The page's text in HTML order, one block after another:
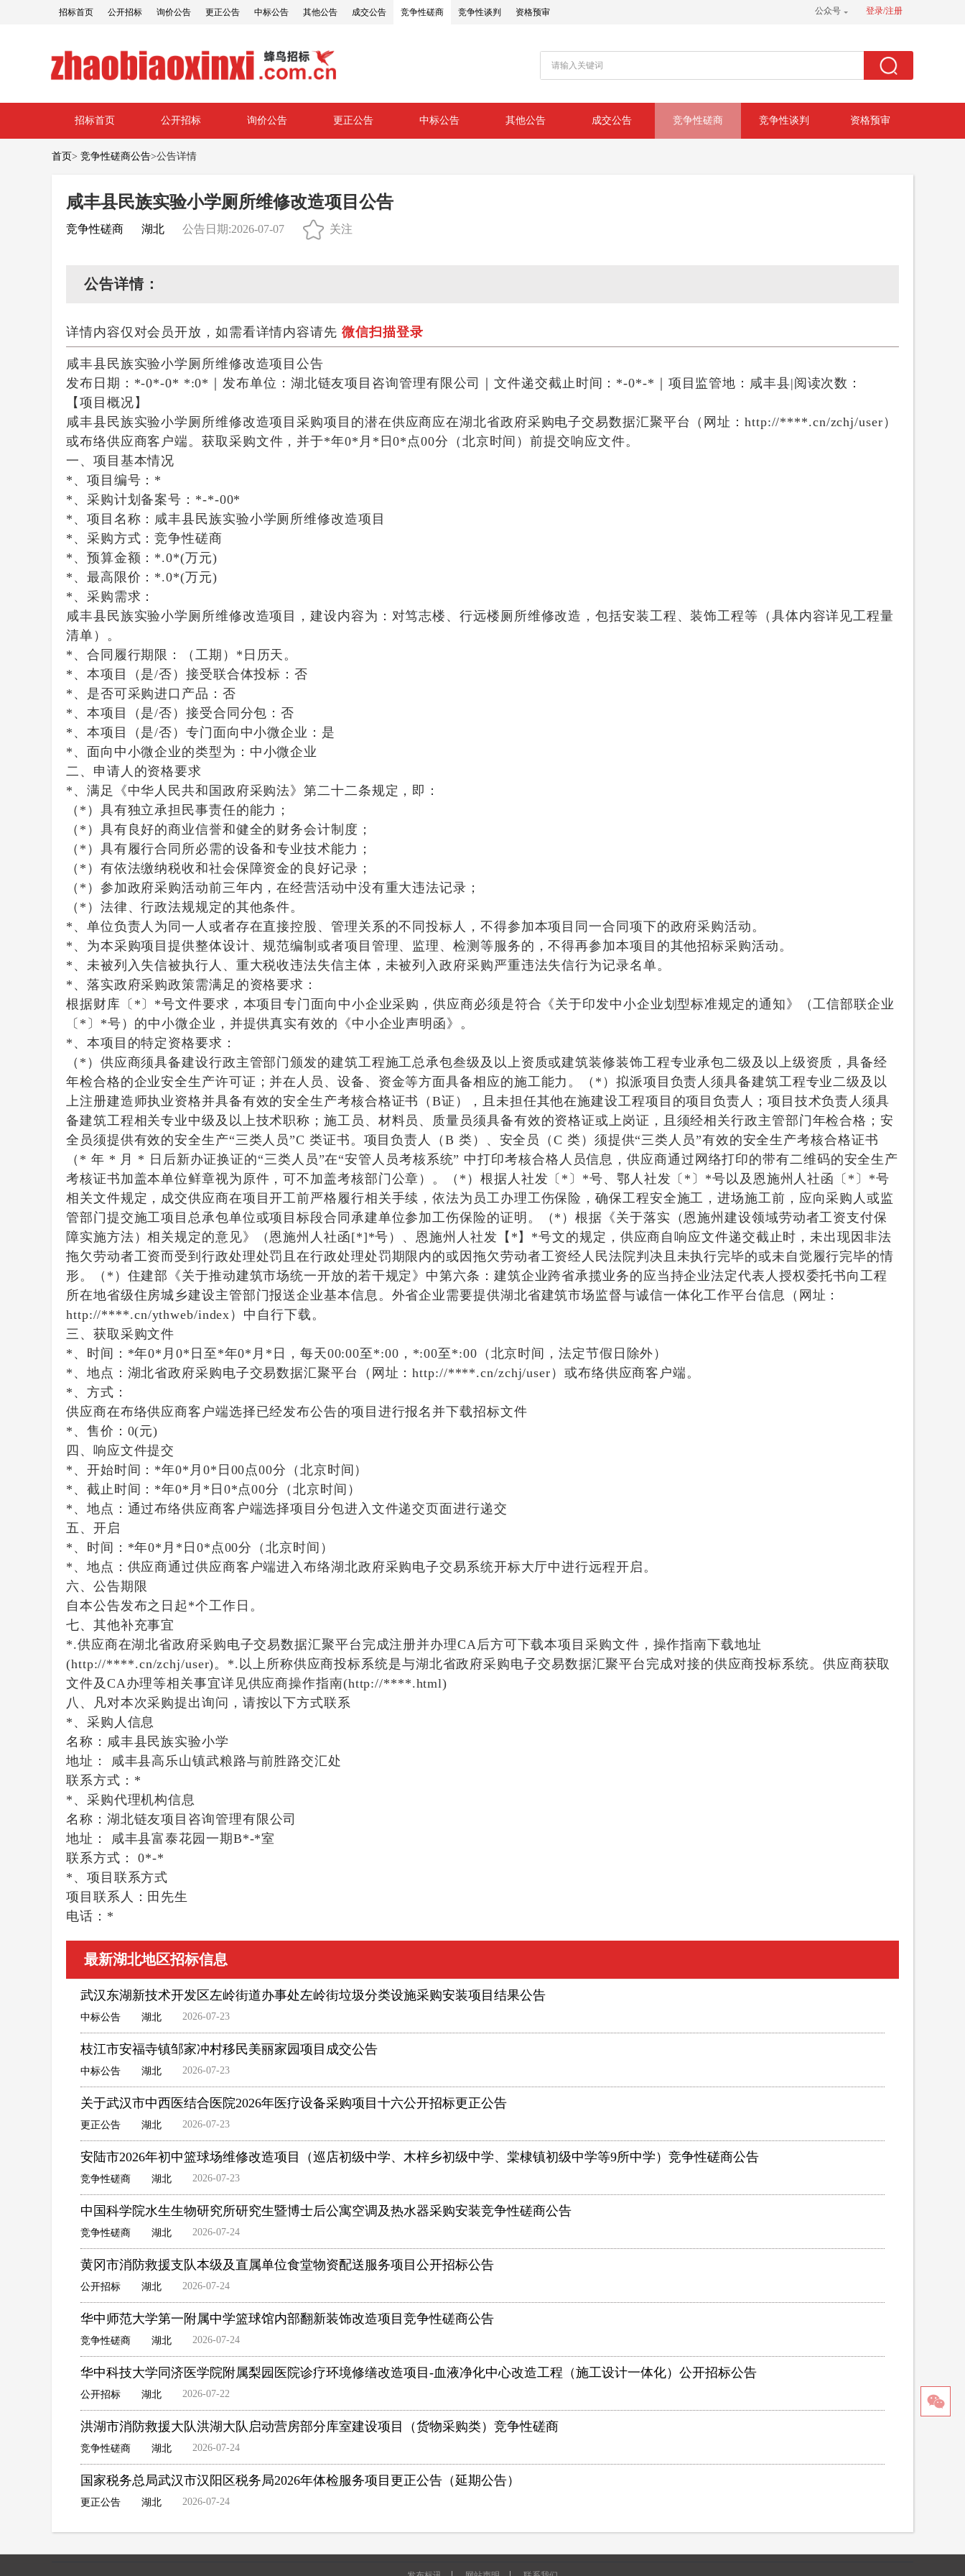
招标首页 公开招标 询价公告 更正公告 中标公告 其他公告 成交公告 竞争性磋商 竞争性谈判 资格预审 公众号 登录/注册
招标首页 公开招标 询价公告 更正公告 中标公告 其他公告 成交公告 竞争性磋商 竞争性谈判 资格预审
首页> 竞争性磋商公告>公告详情
咸丰县民族实验小学厕所维修改造项目公告
竞争性磋商 湖北 公告日期:2026-07-07 关注
公告详情：
详情内容仅对会员开放，如需看详情内容请先 微信扫描登录
咸丰县民族实验小学厕所维修改造项目公告
发布日期：*-0*-0* *:0*
｜发布单位：湖北链友项目咨询管理有限公司 ｜文件递交截止时间：*-0*-* 项目监管地：咸丰县|阅读次数：
【项目概况】
咸丰县民族实验小学厕所维修改造项目采购项目的潜在供应商应在湖北省政府采购电子交易数据汇聚平台（网址：http://****.cn/zchj/user）
或布络供应商客户端。 获取采购文件，并于*年0*月*日0*点00分 （北京时间）前提交响应文件。
一、项目基本情况
*、项目编号： *
*、采购计划备案号： *-*-00*
*、项目名称： 咸丰县民族实验小学厕所维修改造项目
*、采购方式：竞争性磋商
*、预算金额： *.0*(万元)
*、最高限价： *.0*(万元)
*、采购需求：
咸丰县民族实验小学厕所维修改造项目，建设内容为：对笃志楼、行远楼厕所维修改造，包括安装工程、装饰工程等（具体内容详见工程量
清单）。
*、合同履行期限：
（工期）*日历天。
*、本项目（是/否）接受联合体投标：否
*、是否可采购进口产品： 否
*、本项目（是/否）接受合同分包：否
*、本项目（是/否）专门面向中小微企业： 是
*、面向中小微企业的类型为： 中小微企业
二、申请人的资格要求
*、满足《中华人民共和国政府采购法》第二十二条规定，即：
（*）具有独立承担民事责任的能力；
（*）具有良好的商业信誉和健全的财务会计制度；
（*）具有履行合同所必需的设备和专业技术能力；
（*）有依法缴纳税收和社会保障资金的良好记录；
（*）参加政府采购活动前三年内，在经营活动中没有重大违法记录；
（*）法律、行政法规规定的其他条件。
*、单位负责人为同一人或者存在直接控股、管理关系的不同投标人，不得参加本项目同一合同项下的政府采购活动。
*、为本采购项目提供整体设计、规范编制或者项目管理、监理、检测等服务的，不得再参加本项目的其他招标采购活动。
*、未被列入失信被执行人、重大税收违法失信主体，未被列入政府采购严重违法失信行为记录名单。
*、落实政府采购政策需满足的资格要求：
根据财库〔*〕*号文件要求，本项目专门面向中小企业采购，供应商必须是符合《关于印发中小企业划型标准规定的通知》（工信部联企业
〔*〕*号）的中小微企业，并提供真实有效的《中小企业声明函》。
*、本项目的特定资格要求：
（*）供应商须具备建设行政主管部门颁发的建筑工程施工总承包叁级及以上资质或建筑装修装饰工程专业承包二级及以上级资质，具备经
年检合格的企业安全生产许可证；并在人员、设备、资金等方面具备相应的施工能力。（*）拟派项目负责人须具备建筑工程专业二级及以
上注册建造师执业资格并具备有效的安全生产考核合格证书（B证），且未担任其他在施建设工程项目的项目负责人；项目技术负责人须具
备建筑工程相关专业中级及以上技术职称；施工员、材料员、质量员须具备有效的资格证或上岗证，且须经相关行政主管部门年检合格；安
全员须提供有效的安全生产“三类人员”C 类证书。项目负责人（B 类）、安全员（C 类）须提供“三类人员”有效的安全生产考核合格证书
（* 年 * 月 * 日后新办证换证的“三类人员”在“安管人员考核系统” 中打印考核合格人员信息，供应商通过网络打印的带有二维码的安全生产
考核证书加盖本单位鲜章视为原件，可不加盖考核部门公章）。（*）根据人社发〔*〕*号、鄂人社发〔*〕*号以及恩施州人社函〔*〕*号
相关文件规定，成交供应商在项目开工前严格履行相关手续，依法为员工办理工伤保险，确保工程安全施工，进场施工前，应向采购人或监
管部门提交施工项目总承包单位或项目标段合同承建单位参加工伤保险的证明。（*）根据《关于落实（恩施州建设领域劳动者工资支付保
障实施方法）相关规定的意见》（恩施州人社函[*]*号）、恩施州人社发【*】*号文的规定，供应商自响应文件递交截止时，未出现因非法
拖欠劳动者工资而受到行政处理处罚且在行政处理处罚期限内的或因拖欠劳动者工资经人民法院判决且未执行完毕的或未自觉履行完毕的情
形。（*）住建部《关于推动建筑市场统一开放的若干规定》中第六条：建筑企业跨省承揽业务的应当持企业法定代表人授权委托书向工程
所在地省级住房城乡建设主管部门报送企业基本信息。外省企业需要提供湖北省建筑市场监督与诚信一体化工作平台信息（网址：
http://****.cn/ythweb/index）中自行下载。
三、获取采购文件
*、时间： *年0*月0*日 至*年0*月*日 ，每天00:00至*:00 ， *:00至*:00 （北京时间，法定节假日除外）
*、地点： 湖北省政府采购电子交易数据汇聚平台（网址：http://****.cn/zchj/user）或布络供应商客户端。
*、方式：
供应商在布络供应商客户端选择已经发布公告的项目进行报名并下载招标文件
*、售价： 0(元)
四、响应文件提交
*、开始时间： *年0*月0*日00点00分 （北京时间）
*、截止时间： *年0*月*日0*点00分
（北京时间）
*、地点： 通过布络供应商客户端选择项目分包进入文件递交页面进行递交
五、开启
*、时间： *年0*月*日0*点00分
（北京时间）
*、地点： 供应商通过供应商客户端进入布络湖北政府采购电子交易系统开标大厅中进行远程开启。
六、公告期限
自本公告发布之日起*个工作日。
七、其他补充事宜
*.供应商在湖北省政府采购电子交易数据汇聚平台完成注册并办理CA后方可下载本项目采购文件，操作指南下载地址
(http://****.cn/zchj/user)。*.以上所称供应商投标系统是与湖北省政府采购电子交易数据汇聚平台完成对接的供应商投标系统。供应商获取
文件及CA办理等相关事宜详见供应商操作指南(http://****.html)
八、凡对本次采购提出询问，请按以下方式联系
*、采购人信息
名称： 咸丰县民族实验小学
地址：
咸丰县高乐山镇武粮路与前胜路交汇处
联系方式： *
*、采购代理机构信息
名称： 湖北链友项目咨询管理有限公司
地址：
咸丰县富泰花园一期B*-*室
联系方式：
0*-*
*、项目联系方式
项目联系人： 田先生
电话： *
最新湖北地区招标信息
武汉东湖新技术开发区左岭街道办事处左岭街垃圾分类设施采购安装项目结果公告
中标公告 湖北 2026-07-23
枝江市安福寺镇邹家冲村移民美丽家园项目成交公告
中标公告 湖北 2026-07-23
关于武汉市中西医结合医院2026年医疗设备采购项目十六公开招标更正公告
更正公告 湖北 2026-07-23
安陆市2026年初中篮球场维修改造项目（巡店初级中学、木梓乡初级中学、棠棣镇初级中学等9所中学）竞争性磋商公告
竞争性磋商 湖北 2026-07-23
中国科学院水生生物研究所研究生暨博士后公寓空调及热水器采购安装竞争性磋商公告
竞争性磋商 湖北 2026-07-24
黄冈市消防救援支队本级及直属单位食堂物资配送服务项目公开招标公告
公开招标 湖北 2026-07-24
华中师范大学第一附属中学篮球馆内部翻新装饰改造项目竞争性磋商公告
竞争性磋商 湖北 2026-07-24
华中科技大学同济医学院附属梨园医院诊疗环境修缮改造项目-血液净化中心改造工程（施工设计一体化）公开招标公告
公开招标 湖北 2026-07-22
洪湖市消防救援大队洪湖大队启动营房部分库室建设项目（货物采购类）竞争性磋商
竞争性磋商 湖北 2026-07-24
国家税务总局武汉市汉阳区税务局2026年体检服务项目更正公告（延期公告）
更正公告 湖北 2026-07-24